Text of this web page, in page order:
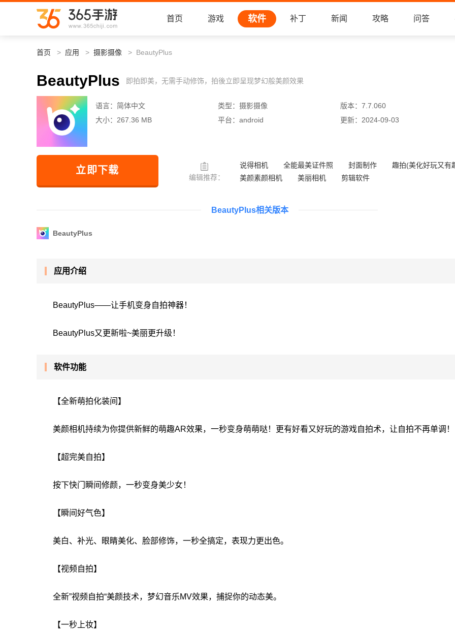
首页 游戏 软件 补丁 新闻 攻略 问答
首页 应用 摄影摄像 BeautyPlus
BeautyPlus 即拍即美，无需手动修饰，拍後立即呈现梦幻般美颜效果
语言： 简体中文 类型： 摄影摄像 版本： 7.7.060
大小： 267.36 MB 平台： android 更新： 2024-09-03
立即下载
编辑推荐：
说得相机 全能最美证件照 封面制作
趣拍(美化好玩又有
美颜素颜相机
美丽相机
剪辑软件
BeautyPlus相关版本
BeautyPlus
应用介绍
BeautyPlus——让手机变身自拍神器！
BeautyPlus又更新啦~美丽更升级！
软件功能
【全新萌拍化装间】
美颜相机持续为你提供新鲜的萌趣AR效果，一秒变身萌萌哒！更有好看又好玩的游戏自拍术，让自拍不再单调！
【超完美自拍】
按下快门瞬间修颜，一秒变身美少女！
【瞬间好气色】
美白、补光、眼睛美化、脸部修饰，一秒全搞定，表现力更出色。
【视频自拍】
全新”视频自拍“美颜技术，梦幻音乐MV效果，捕捉你的动态美。
【一秒上妆】